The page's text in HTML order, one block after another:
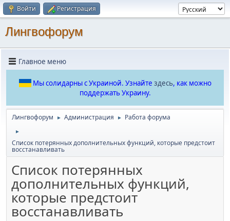
Войти Регистрация
Лингвофорум
Главное меню
Мы солидарны с Украиной. Узнайте здесь, как можно
поддержать Украину.
Лингвофорум ► Администрация ► Работа форума
►
Список потерянных дополнительных функций, которые предстоит
восстанавливать
Список потерянных
дополнительных функций,
которые предстоит
восстанавливать